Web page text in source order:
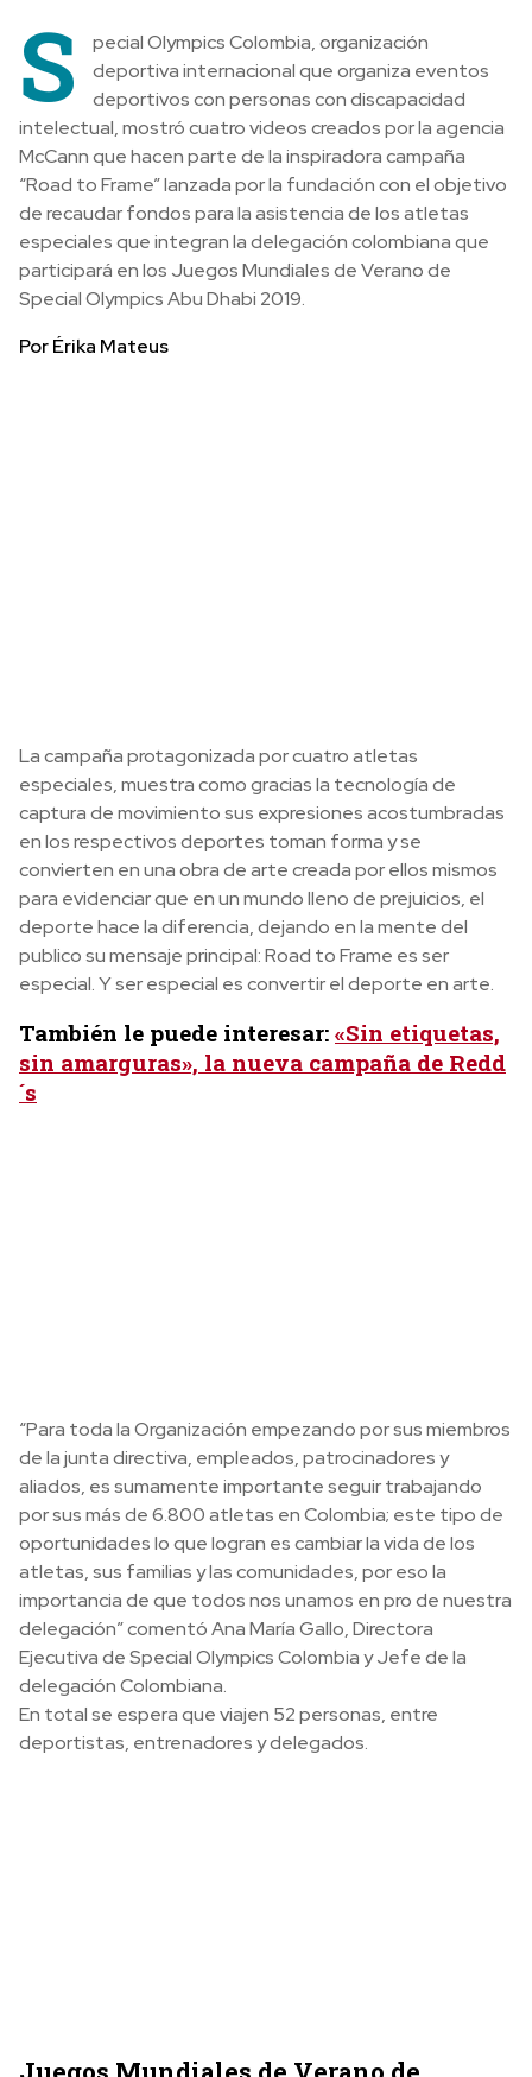
S
pecial Olympics Colombia, organización
deportiva internacional que organiza eventos
deportivos con personas con discapacidad
intelectual, mostró cuatro videos creados por la agencia
McCann que hacen parte de la inspiradora campaña
“Road to Frame” lanzada por la fundación con el objetivo
de recaudar fondos para la asistencia de los atletas
especiales que integran la delegación colombiana que
participará en los Juegos Mundiales de Verano de
Special Olympics Abu Dhabi 2019.
Por Érika Mateus
La campaña protagonizada por cuatro atletas
especiales, muestra como gracias la tecnología de
captura de movimiento sus expresiones acostumbradas
en los respectivos deportes toman forma y se
convierten en una obra de arte creada por ellos mismos
para evidenciar que en un mundo lleno de prejuicios, el
deporte hace la diferencia, dejando en la mente del
publico su mensaje principal: Road to Frame es ser
especial. Y ser especial es convertir el deporte en arte.
También le puede interesar: «Sin etiquetas,
sin amarguras», la nueva campaña de Redd
´s
“Para toda la Organización empezando por sus miembros
de la junta directiva, empleados, patrocinadores y
aliados, es sumamente importante seguir trabajando
por sus más de 6.800 atletas en Colombia; este tipo de
oportunidades lo que logran es cambiar la vida de los
atletas, sus familias y las comunidades, por eso la
importancia de que todos nos unamos en pro de nuestra
delegación” comentó Ana María Gallo, Directora
Ejecutiva de Special Olympics Colombia y Jefe de la
delegación Colombiana.
En total se espera que viajen 52 personas, entre
deportistas, entrenadores y delegados.